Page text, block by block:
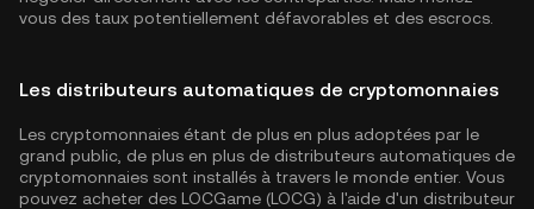
vous des taux potentiellement défavorables et des escrocs.
Les distributeurs automatiques de cryptomonnaies
Les cryptomonnaies étant de plus en plus adoptées par le
grand public, de plus en plus de distributeurs automatiques de
cryptomonnaies sont installés à travers le monde entier. Vous
pouvez acheter des LOCGame (LOCG) à l'aide d'un distributeur